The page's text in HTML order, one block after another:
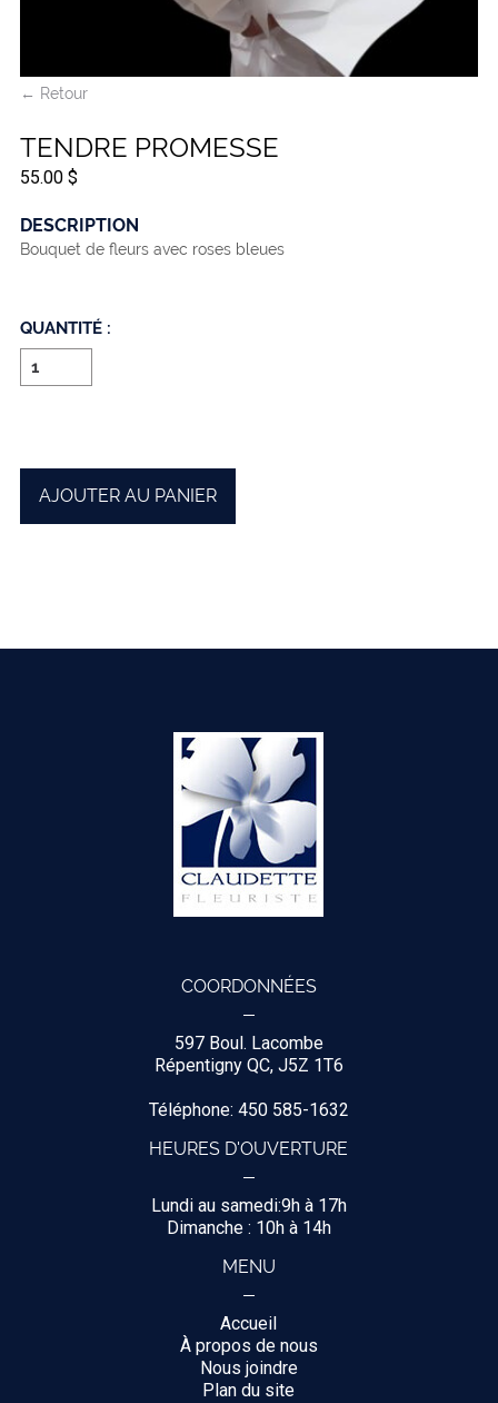
← Retour
TENDRE PROMESSE
55.00 $
DESCRIPTION
Bouquet de fleurs avec roses bleues
QUANTITÉ :
AJOUTER AU PANIER
COORDONNÉES
597 Boul. Lacombe
Répentigny QC, J5Z 1T6
Téléphone: 450 585-1632
HEURES D'OUVERTURE
Lundi au samedi:9h à 17h
Dimanche : 10h à 14h
MENU
Accueil
À propos de nous
Nous joindre
Plan du site